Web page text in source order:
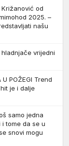
Križanović od
2025. –
našu
vrijedni
U POŽEGI Trend
je i dalje
samo jedna
tome da se u
snovi mogu